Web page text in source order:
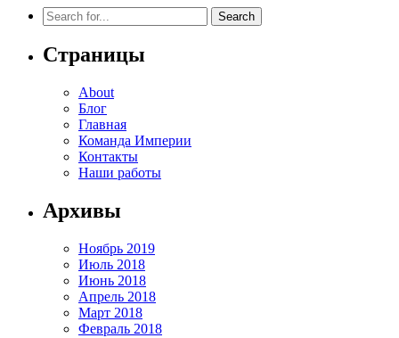
Страницы
About
Блог
Главная
Команда Империи
Контакты
Наши работы
Архивы
Ноябрь 2019
Июль 2018
Июнь 2018
Апрель 2018
Март 2018
Февраль 2018